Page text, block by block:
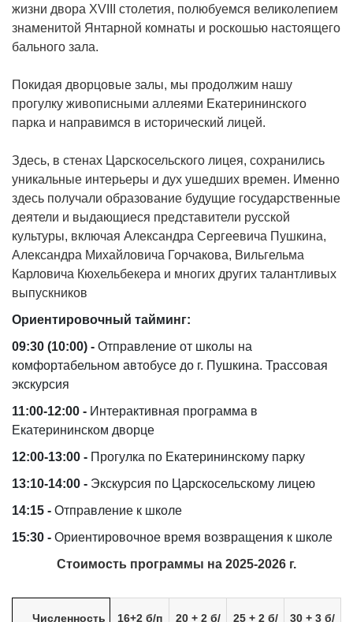
жизни двора XVIII столетия, полюбуемся великолепием
знаменитой Янтарной комнаты и роскошью настоящего
бального зала.
Покидая дворцовые залы, мы продолжим нашу
прогулку живописными аллеями Екатерининского
парка и направимся в исторический лицей.
Здесь, в стенах Царскосельского лицея, сохранились
уникальные интерьеры и дух ушедших времен. Именно
здесь получали образование будущие государственные
деятели и выдающиеся представители русской
культуры, включая Александра Сергеевича Пушкина,
Александра Михайловича Горчакова, Вильгельма
Карловича Кюхельбекера и многих других талантливых
выпускников
Ориентировочный тайминг:
09:30 (10:00) - Отправление от школы на
комфортабельном автобусе до г. Пушкина. Трассовая
экскурсия
11:00-12:00 - Интерактивная программа в
Екатерининском дворце
12:00-13:00 - Прогулка по Екатерининскому парку
13:10-14:00 - Экскурсия по Царскосельскому лицею
14:15 - Отправление к школе
15:30 - Ориентировочное время возвращения к школе
Стоимость программы на 2025-2026 г.
Численность
16+2 б/п
20 + 2 б/
25 + 2 б/
30 + 3 б/